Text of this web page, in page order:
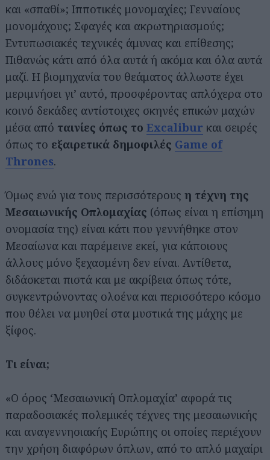
και «σπαθί»; Ιπποτικές μονομαχίες; Γενναίους
μονομάχους; Σφαγές και ακρωτηριασμούς;
Εντυπωσιακές τεχνικές άμυνας και επίθεσης;
Πιθανώς κάτι από όλα αυτά ή ακόμα και όλα αυτά
μαζί. H βιομηχανία του θεάματος άλλωστε έχει
μεριμνήσει γι’ αυτό, προσφέροντας απλόχερα στο
κοινό δεκάδες αντίστοιχες σκηνές επικών μαχών
μέσα από ταινίες όπως το Excalibur και σειρές
όπως το εξαιρετικά δημοφιλές Game of
Thrones.
Όμως ενώ για τους περισσότερους η τέχνη της
Μεσαιωνικής Οπλομαχίας (όπως είναι η επίσημη
ονομασία της) είναι κάτι που γεννήθηκε στον
Μεσαίωνα και παρέμεινε εκεί, για κάποιους
άλλους μόνο ξεχασμένη δεν είναι. Αντίθετα,
διδάσκεται πιστά και με ακρίβεια όπως τότε,
συγκεντρώνοντας ολοένα και περισσότερο κόσμο
που θέλει να μυηθεί στα μυστικά της μάχης με
ξίφος.
Τι είναι;
«Ο όρος ‘Μεσαιωνική Οπλομαχία’ αφορά τις
παραδοσιακές πολεμικές τέχνες της μεσαιωνικής
και αναγεννησιακής Ευρώπης οι οποίες περιέχουν
την χρήση διαφόρων όπλων, από το απλό μαχαίρι